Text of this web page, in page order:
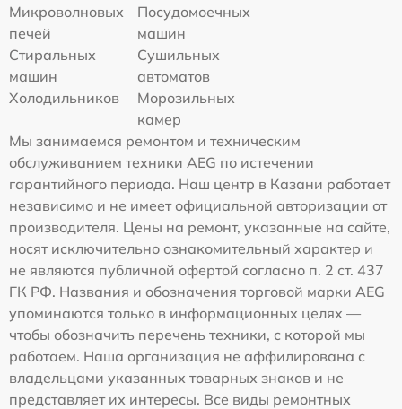
Микроволновых
печей
Посудомоечных
машин
Стиральных
машин
Сушильных
автоматов
Холодильников
Морозильных
камер
Мы занимаемся ремонтом и техническим
обслуживанием техники AEG по истечении
гарантийного периода. Наш центр в Казани работает
независимо и не имеет официальной авторизации от
производителя. Цены на ремонт, указанные на сайте,
носят исключительно ознакомительный характер и
не являются публичной офертой согласно п. 2 ст. 437
ГК РФ. Названия и обозначения торговой марки AEG
упоминаются только в информационных целях —
чтобы обозначить перечень техники, с которой мы
работаем. Наша организация не аффилирована с
владельцами указанных товарных знаков и не
представляет их интересы. Все виды ремонтных